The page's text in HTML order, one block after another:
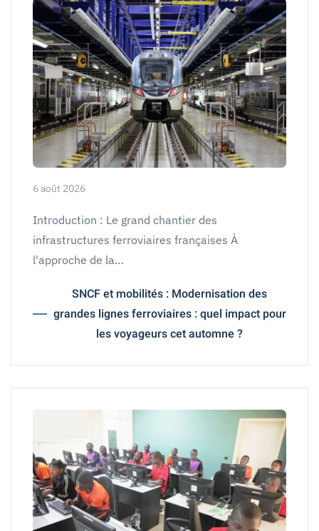
6 août 2026
Introduction : Le grand chantier des
infrastructures ferroviaires françaises À
l'approche de la…
SNCF et mobilités : Modernisation des
grandes lignes ferroviaires : quel impact pour
les voyageurs cet automne ?